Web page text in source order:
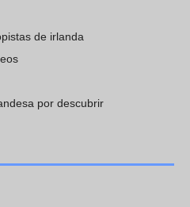
de irlanda
por descubrir